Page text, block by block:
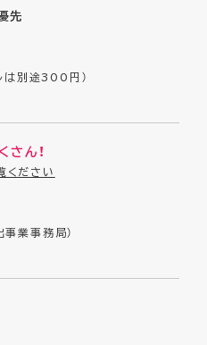
先
は別途300円）
さん！
ください
業事務局）